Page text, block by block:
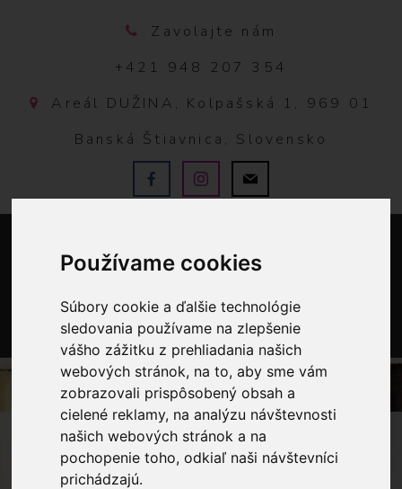
Používame cookies
Súbory cookie a ďalšie technológie
sledovania používame na zlepšenie
vášho zážitku z prehliadania našich
webových stránok, na to, aby sme vám
zobrazovali prispôsobený obsah a
cielené reklamy, na analýzu návštevnosti
našich webových stránok a na
pochopenie toho, odkiaľ naši návštevníci
prichádzajú.
Zavolajte nám
+421 948 207 354
Areál DUŽINA, Kolpašská 1, 969 01
Banská Štiavnica, Slovensko
OBCHOD PRIADZE
PLETACIE PRIADZE
PRIADZA HIMALAYA DOLPHIN BABY
80323 BROSKYŇOVÁ